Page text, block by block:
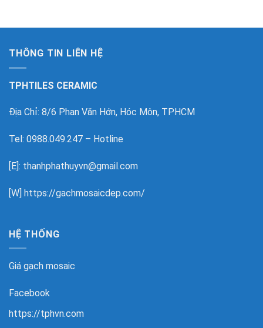
THÔNG TIN LIÊN HỆ
TPHTILES CERAMIC
Địa Chỉ: 8/6 Phan Văn Hớn, Hóc Môn, TPHCM
Tel: 0988.049.247 – Hotline
[E]: thanhphathuyvn@gmail.com
[W] https://gachmosaicdep.com/
HỆ THỐNG
Giá gạch mosaic
Facebook
https://tphvn.com